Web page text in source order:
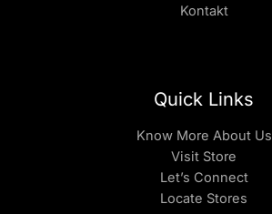
Kontakt
Quick Links
Know More About Us
Visit Store
Let’s Connect
Locate Stores